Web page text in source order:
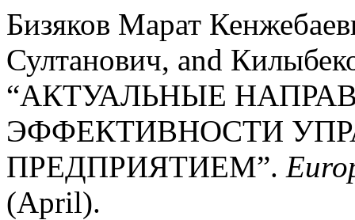
Бизяков Марат
Султанович, and
“АКТУАЛЬНЫЕ
ЭФФЕКТИВНОСТИ
ПРЕДПРИЯТИЕМ”.
(April).